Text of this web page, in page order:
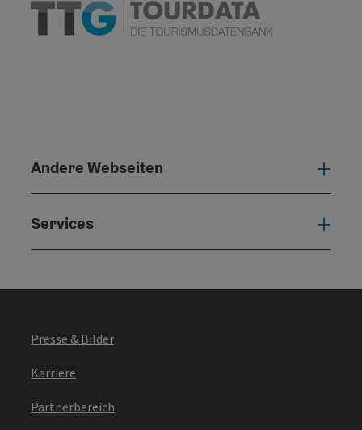
Andere Webseiten
Services
Presse & Bilder
Karriere
Partnerbereich